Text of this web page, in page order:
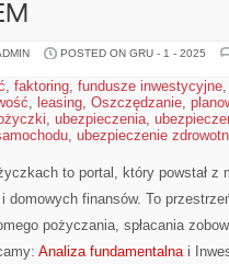
POSTED ON GRU - 1 - 2025
, faktoring, fundusze inwestycyjne,
, leasing, Oszczędzanie,
, ubezpieczenia,
, ubezpieczenie
to portal, który powstał z
domowych finansów. To
pożyczania, spłacania
Analiza fundamentalnai